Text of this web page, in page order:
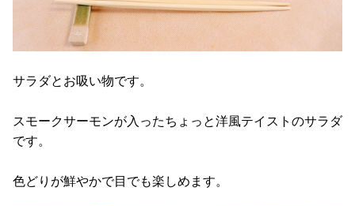
サラダとお吸い物です。
スモークサーモンが入ったちょっと洋風テイストのサラダ
です。
色どりが鮮やかで目でも楽しめます。